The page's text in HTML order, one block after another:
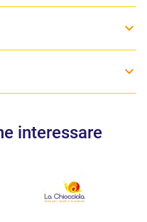
interessare